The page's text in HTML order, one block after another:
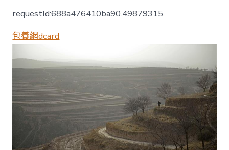
對
口
作
20
中
一
包
養
網
requestId:688a476410ba90.49879315.
包養網dcard